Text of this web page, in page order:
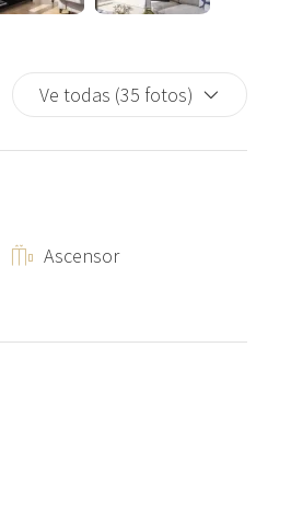
Además, a tan solo
gastronomía. El carril bici pasa
partida perfecto tanto para
comodidades a tu alcance.
Ve todas (35 fotos)
Ascensor